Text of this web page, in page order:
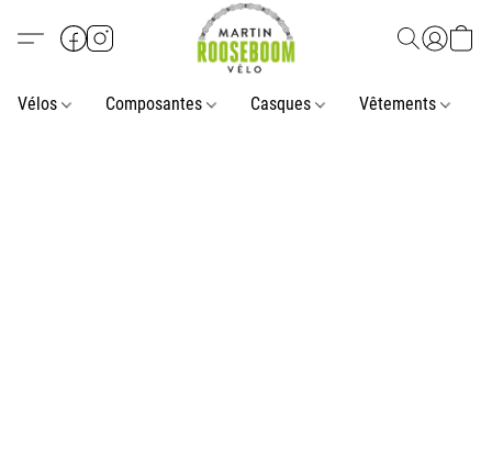
Vélos Composantes Casques Vêtements